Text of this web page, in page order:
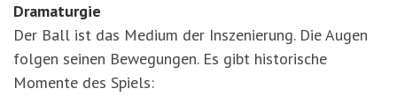
Dramaturgie
Der Ball ist das Medium der Inszenierung. Die Augen
folgen seinen Bewegungen. Es gibt historische
Momente des Spiels: